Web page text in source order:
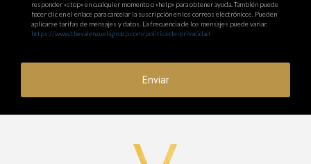
responder «stop» en cualquier momento o «help» para obtener ayuda. También puede
hacer clic en el enlace para cancelar la suscripción en los correos electrónicos. Pueden
aplicarse tarifas de mensajes y datos. La frecuencia de los mensajes puede variar.
https://www.thevalenzuelagroup.com/politica-de-privacidad
Enviar